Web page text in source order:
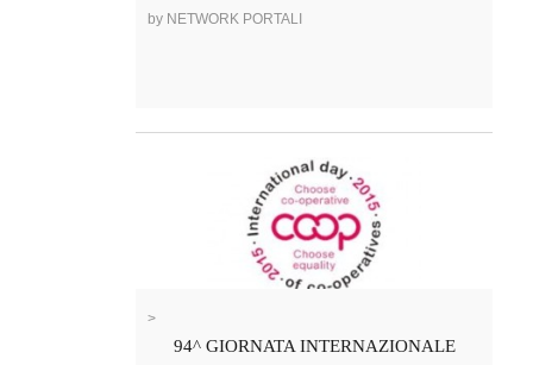
by NETWORK PORTALI
>
94^ GIORNATA INTERNAZIONALE